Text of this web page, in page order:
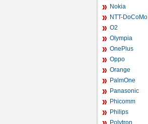
Nokia
NTT-DoCoMo
O2
Olympia
OnePlus
Oppo
Orange
PalmOne
Panasonic
Phicomm
Philips
Polytron